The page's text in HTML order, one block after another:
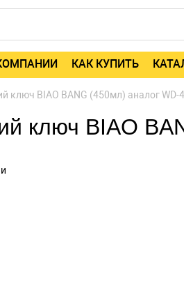
КАК КУПИТЬ
ключ BIAO BANG (450мл) аналог WD-
ключ BIAO